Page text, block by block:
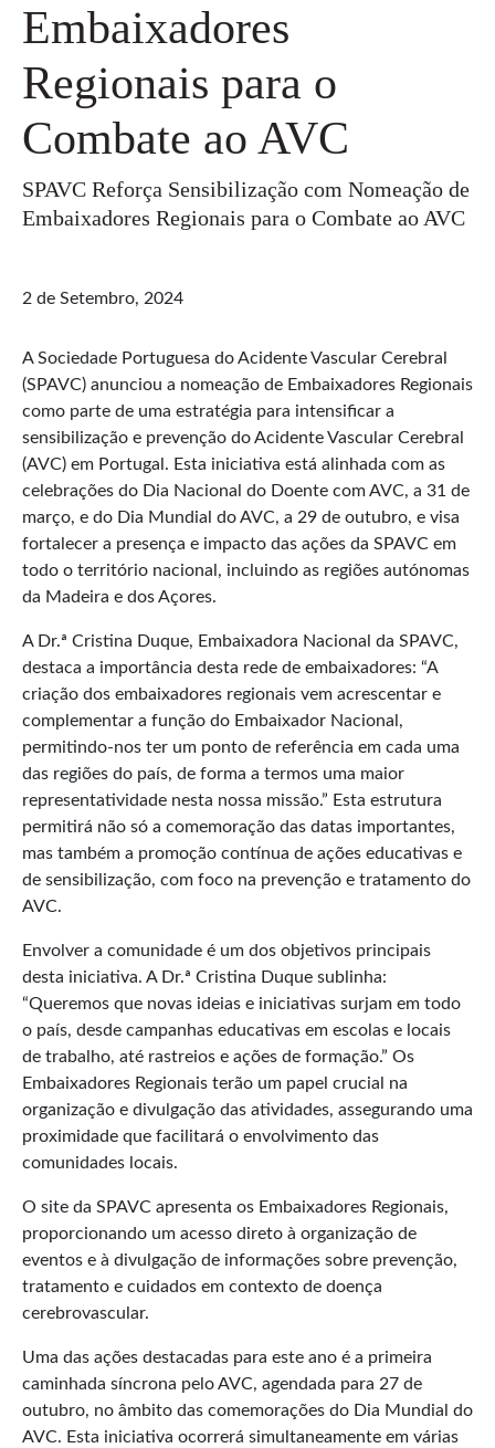
Embaixadores
Regionais para o
Combate ao AVC
SPAVC Reforça Sensibilização com Nomeação de
Embaixadores Regionais para o Combate ao AVC
2 de Setembro, 2024
A Sociedade Portuguesa do Acidente Vascular Cerebral
(SPAVC) anunciou a nomeação de Embaixadores Regionais
como parte de uma estratégia para intensificar a
sensibilização e prevenção do Acidente Vascular Cerebral
(AVC) em Portugal. Esta iniciativa está alinhada com as
celebrações do Dia Nacional do Doente com AVC, a 31 de
março, e do Dia Mundial do AVC, a 29 de outubro, e visa
fortalecer a presença e impacto das ações da SPAVC em
todo o território nacional, incluindo as regiões autónomas
da Madeira e dos Açores.
A Dr.ª Cristina Duque, Embaixadora Nacional da SPAVC,
destaca a importância desta rede de embaixadores: “A
criação dos embaixadores regionais vem acrescentar e
complementar a função do Embaixador Nacional,
permitindo-nos ter um ponto de referência em cada uma
das regiões do país, de forma a termos uma maior
representatividade nesta nossa missão.” Esta estrutura
permitirá não só a comemoração das datas importantes,
mas também a promoção contínua de ações educativas e
de sensibilização, com foco na prevenção e tratamento do
AVC.
Envolver a comunidade é um dos objetivos principais
desta iniciativa. A Dr.ª Cristina Duque sublinha:
“Queremos que novas ideias e iniciativas surjam em todo
o país, desde campanhas educativas em escolas e locais
de trabalho, até rastreios e ações de formação.” Os
Embaixadores Regionais terão um papel crucial na
organização e divulgação das atividades, assegurando uma
proximidade que facilitará o envolvimento das
comunidades locais.
O site da SPAVC apresenta os Embaixadores Regionais,
proporcionando um acesso direto à organização de
eventos e à divulgação de informações sobre prevenção,
tratamento e cuidados em contexto de doença
cerebrovascular.
Uma das ações destacadas para este ano é a primeira
caminhada síncrona pelo AVC, agendada para 27 de
outubro, no âmbito das comemorações do Dia Mundial do
AVC. Esta iniciativa ocorrerá simultaneamente em várias